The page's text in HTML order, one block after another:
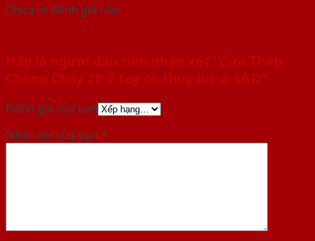
Chưa có đánh giá nào.
Hãy là người đầu tiên nhận xét “Cửa Thép
Chống Cháy 2P 2 tay co thuy luc-a-SGD”
Đánh giá của bạn
Nhận xét của bạn *